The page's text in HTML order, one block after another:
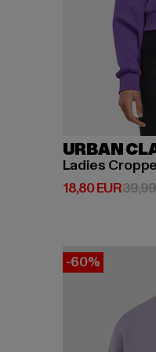
URBAN
Ladies
18,80 EUR
Derzeitiger
-60%